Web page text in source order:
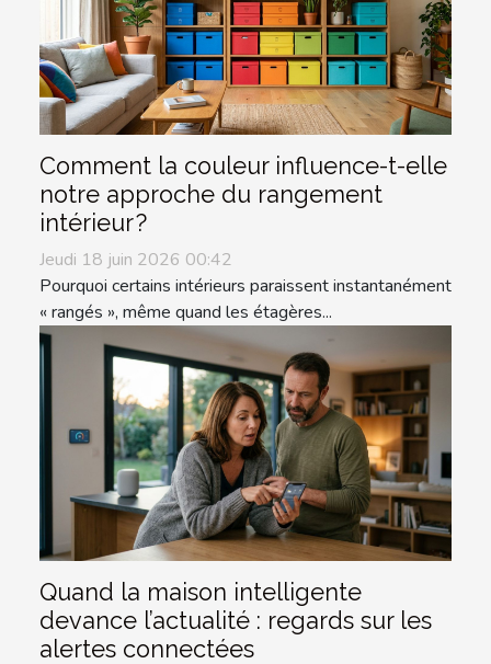
Comment la couleur influence-t-elle
notre approche du rangement
intérieur ?
Jeudi 18 juin 2026 00:42
Pourquoi certains intérieurs paraissent instantanément
« rangés », même quand les étagères...
Quand la maison intelligente
devance l’actualité : regards sur les
alertes connectées